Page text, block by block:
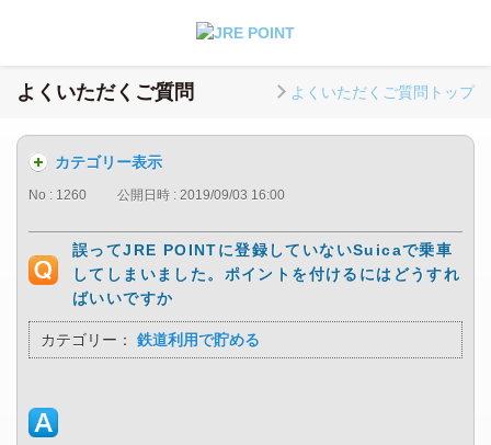
よくいただくご質問 よくいただくご質問トップ
カテゴリー表示
No : 1260 公開日時 : 2019/09/03 16:00
誤ってJRE POINTに登録していないSuicaで乗車
してしまいました。ポイントを付けるにはどうすれ
ばいいですか
カテゴリー： 鉄道利用で貯める